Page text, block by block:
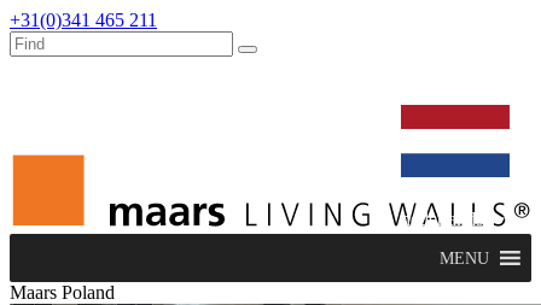
+31(0)341 465 211
nederlands
MENU
Maars Poland